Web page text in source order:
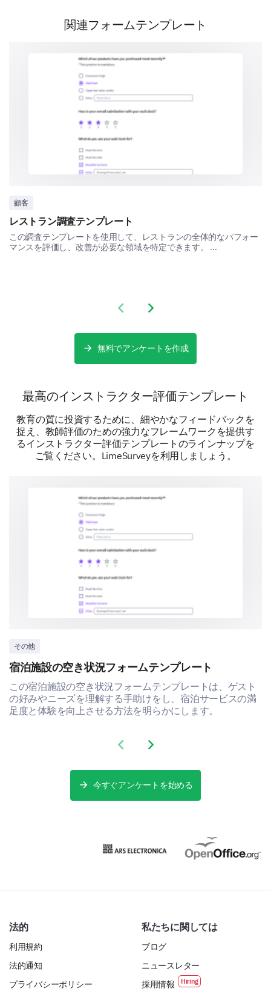
Group activities
Discussions
Multimedia presentations
Assignments
Case studies
Course Content and Materials
Rate the relevance and clarity of the course
relevant) to 10 (very clear/very relevant):
Assignments
Case studies
Did you feel the course content was aligned
with the course objectives?
No
Overall Satisfaction
We're almost done. Just some final questions to
understand your overall experience and suggestions
improvement to your instructor's approach or
style of teaching, what would it be?
関連フォームテンプレート
顧客
レストラン調査テンプレート
この調査テンプレートを使用して、レストランの全体的なパフォー
マンスを評価し、改善が必要な領域を特定できます。 ...
Previous slide
Next slide
無料でアンケートを作成
最高のインストラクター評価テンプレート
教育の質に投資するために、細やかなフィードバックを
捉え、教師評価のための強力なフレームワークを提供す
るインストラクター評価テンプレートのラインナップを
ご覧ください。LimeSurveyを利用しましょう。
その他
宿泊施設の空き状況フォームテンプレート
この宿泊施設の空き状況フォームテンプレートは、ゲスト
の好みやニーズを理解する手助けをし、宿泊サービスの満
足度と体験を向上させる方法を明らかにします。
Previous slide
Next slide
今すぐアンケートを始める
法的
利用規約
法的通知
プライバシーポリシー
私たちに関しては
ブログ
ニュースレター
採用情報